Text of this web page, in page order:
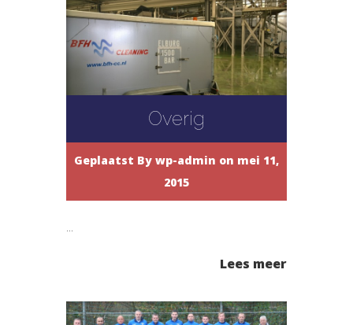
Overig
Geplaatst By wp-admin on mei 11,
2015
...
Lees meer